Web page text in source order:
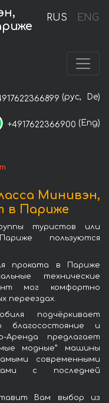
RUS ENG
(рус, De)
+4917622366900 (Eng)
Минивэн,
в Париже
туристов или
пользуются
проката в Париже
технические
мог комфортно
переездах.
подчёркивает
благосостояние и
Аренда предлагает
модные” машины
современными
с последней
Вам выбор из